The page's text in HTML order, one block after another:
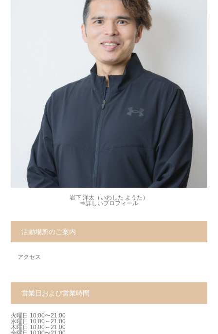
岩下 洋太（いわした ようた）
⇒詳しいプロフィール
活動場所のご案内
アクセス
営業日および営業時間
火曜日 10:00〜21:00
水曜日 10:00～21:00
木曜日 10:00～21:00